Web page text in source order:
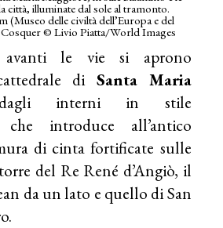
città, illuminate dal sole al tramonto.
(Museo delle civiltà dell’Europa e del
© Livio Piatta/World Images
le vie si aprono
di Santa Maria
interni in stile
che introduce all’antico
di cinta fortificate sulle
del Re René d’Angiò, il
da un lato e quello di San